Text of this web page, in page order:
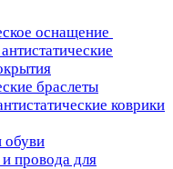
оснащение
браслеты
коврики
обуви
провода для